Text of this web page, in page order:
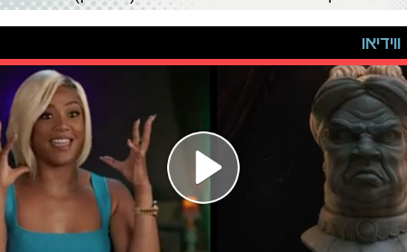
ווידיאו